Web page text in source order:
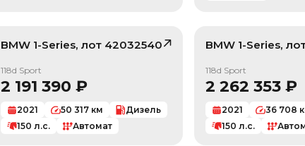
BMW 1-Series, лот 42032540
/ 10
118d Sport
2 191 390 ₽
2021 50 317 км
Дизель
150 л.с. Автомат
BMW 1-Series,
118d Sport
2 262 353₽
2021 36 708
150 л.с.